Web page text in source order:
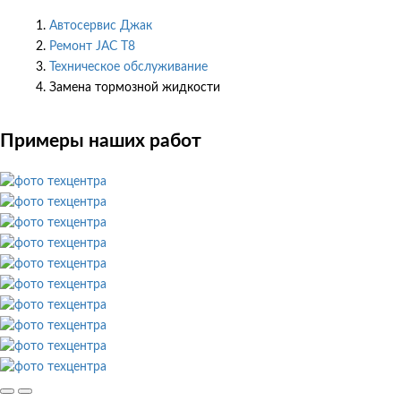
Автосервис Джак
Ремонт JAC T8
Техническое обслуживание
Замена тормозной жидкости
Примеры наших работ